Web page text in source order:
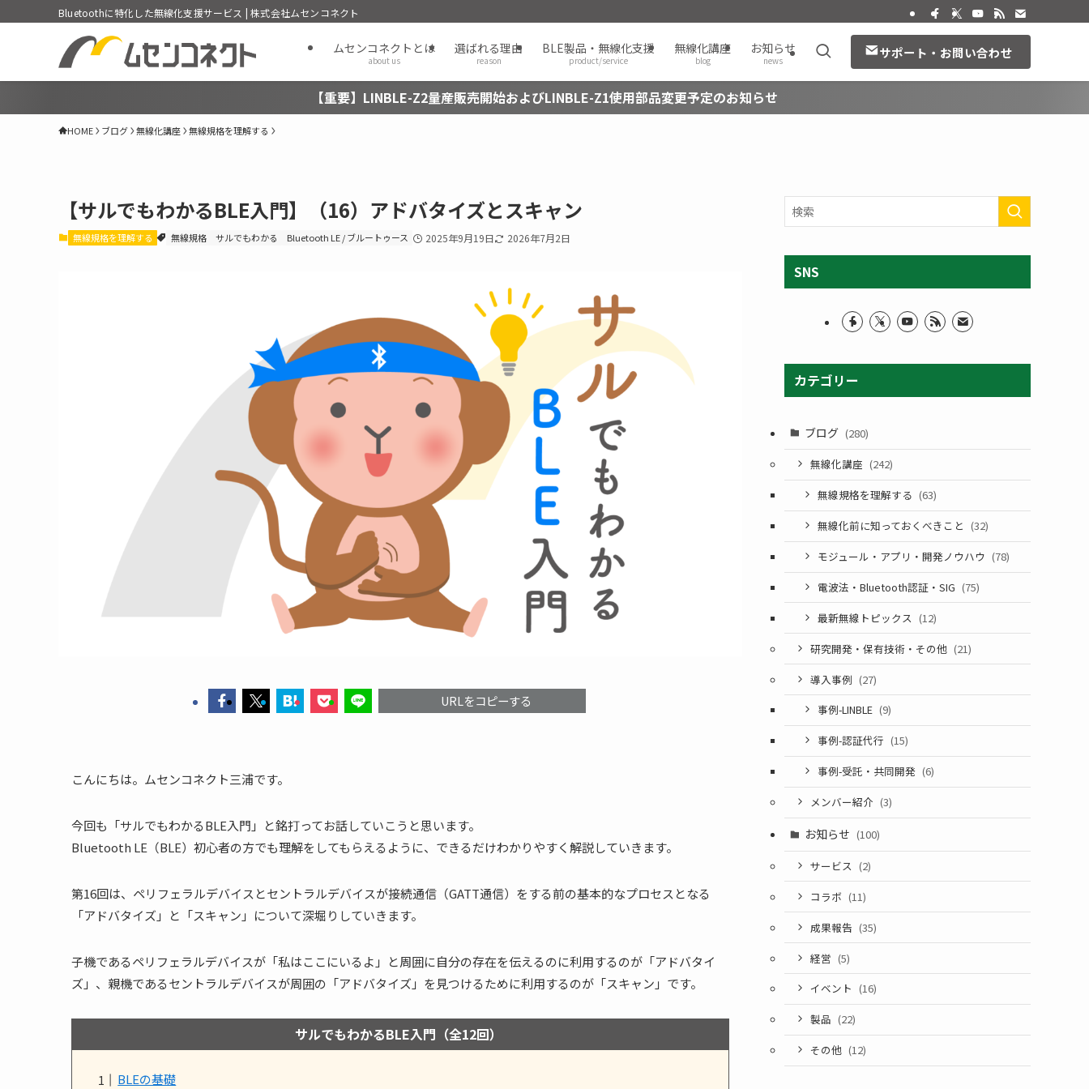
Bluetoothに特化した無線化支援サービス | 株式会社ムセンコネクト
ムセンコネクトとは
about us
選ばれる理由
reason
BLE製品・無線化支援
product/service
無線化講座
blog
お知らせ
news サポート・お問い合わせ
【重要】LINBLE-Z2量産販売開始およびLINBLE-Z1使用部品変更予定のお知らせ
HOME ブログ 無線化講座 無線規格を理解する
【サルでもわかるBLE入門】（16）アドバタイズとスキャン
無線規格を理解する 無線規格 サルでもわかる Bluetooth LE / ブルートゥース 2025年9月19日 2026年7月2日
URLをコピーする
こんにちは。ムセンコネクト三浦です。
今回も「サルでもわかるBLE入門」と銘打ってお話していこうと思います。
Bluetooth LE（BLE）初心者の方でも理解をしてもらえるように、できるだけわかりやすく解説していきます。
第16回は、ペリフェラルデバイスとセントラルデバイスが接続通信（GATT通信）をする前の基本的なプロセスとなる
「アドバタイズ」と「スキャン」について深堀りしていきます。
子機であるペリフェラルデバイスが「私はここにいるよ」と周囲に自分の存在を伝えるのに利用するのが「アドバタイ
ズ」、親機であるセントラルデバイスが周囲の「アドバタイズ」を見つけるために利用するのが「スキャン」です。
サルでもわかるBLE入門（全12回）
BLEの基礎
SNS
カテゴリー
ブログ (280)
無線化講座 (242)
無線規格を理解する (63)
無線化前に知っておくべきこと (32)
モジュール・アプリ・開発ノウハウ (78)
電波法・Bluetooth認証・SIG (75)
最新無線トピックス (12)
研究開発・保有技術・その他 (21)
導入事例 (27)
事例-LINBLE (9)
事例-認証代行 (15)
事例-受託・共同開発 (6)
メンバー紹介 (3)
お知らせ (100)
サービス (2)
コラボ (11)
成果報告 (35)
経営 (5)
イベント (16)
製品 (22)
その他 (12)